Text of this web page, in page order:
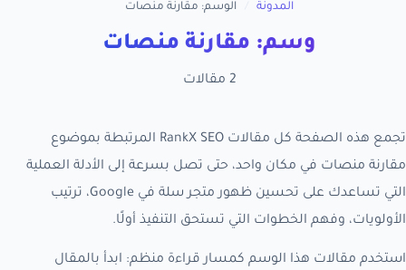
المدونة الوسم: مقارنة منصات
وسم: مقارنة منصات
2 مقالات
تجمع هذه الصفحة كل مقالات RankX SEO المرتبطة بموضوع
مقارنة منصات في مكان واحد، حتى تصل بسرعة إلى الأدلة العملية
التي تساعدك على تحسين ظهور متجر سلة في Google، ترتيب
الأولويات، وفهم الخطوات التي تستحق التنفيذ أولًا.
استخدم مقالات هذا الوسم كمسار قراءة منظم: ابدأ بالمقال